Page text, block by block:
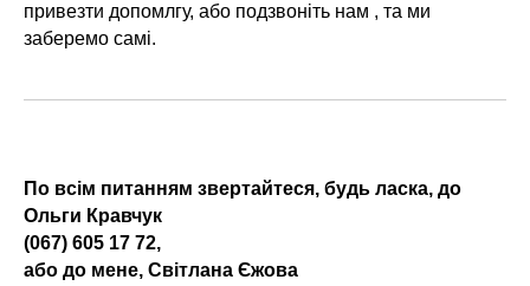
привезти допомлгу, або подзвоніть нам , та ми
заберемо самі.
По всім питанням звертайтеся, будь ласка, до
Ольги Кравчук
(067) 605 17 72,
або до мене, Світлана Єжова